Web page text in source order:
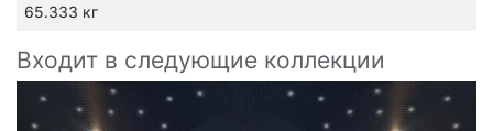
65.333 кг
Входит в следующие коллекции